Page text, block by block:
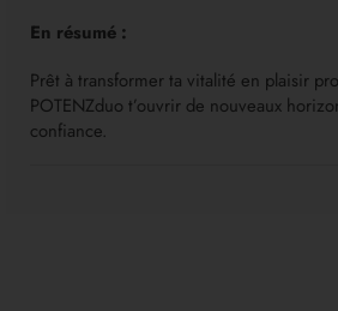
En résumé :
Prêt à transformer ta vitalité en plaisir
POTENZduo t’ouvrir de nouveaux
confiance.